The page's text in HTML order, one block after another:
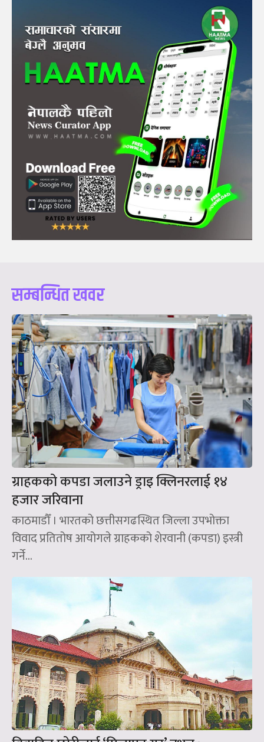
सम्बन्धित खवर
ग्राहकको कपडा जलाउने ड्राइ क्लिनरलाई १४
हजार जरिवाना
काठमाडौँ । भारतको छत्तीसगढस्थित जिल्ला उपभोक्ता
विवाद प्रतितोष आयोगले ग्राहकको शेरवानी (कपडा) इस्त्री
गर्ने...